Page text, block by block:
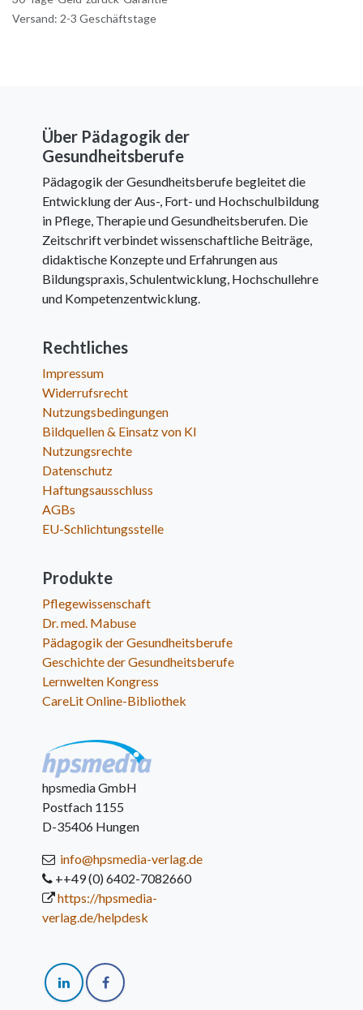
Versand: 2-3 Geschäftstage
Über Pädagogik der
Gesundheitsberufe
Pädagogik der Gesundheitsberufe begleitet die
Entwicklung der Aus-, Fort- und Hochschulbildung
in Pflege, Therapie und Gesundheitsberufen. Die
Zeitschrift verbindet wissenschaftliche Beiträge,
didaktische Konzepte und Erfahrungen aus
Bildungspraxis, Schulentwicklung, Hochschullehre
und Kompetenzentwicklung.
Rechtliches
Impressum
Widerrufsrecht
Nutzungsbedingungen
Bildquellen & Einsatz von KI
Nutzungsrechte
Datenschutz
Haftungsausschluss
AGBs
EU-Schlichtungsstelle
Produkte
Pflegewissenschaft
Dr. med. Mabuse
Pädagogik der Gesundheitsberufe
Geschichte der Gesundheitsberufe
Lernwelten Kongress
CareLit Online-Bibliothek
hpsmedia GmbH
Postfach 1155
D-35406 Hungen
info@hpsmedia-verlag.de
++49 (0) 6402-7082660
https://hpsmedia-
verlag.de/helpdesk